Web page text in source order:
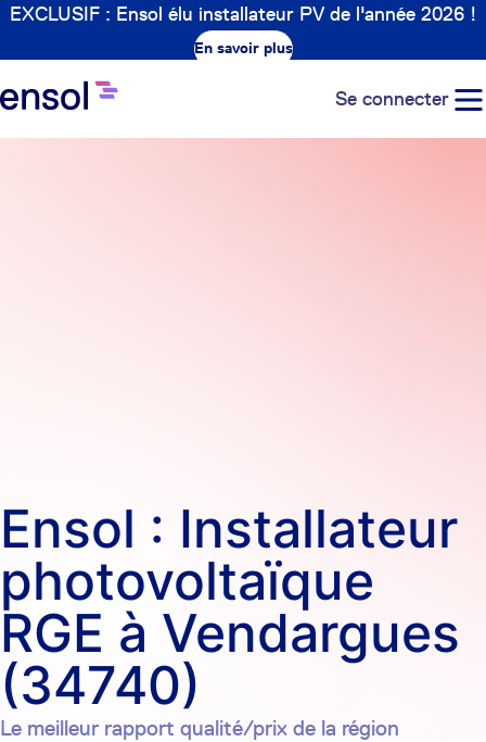
EXCLUSIF : Ensol élu installateur PV de l'année 2026 !
En savoir plus
Se connecter
Ensol : Installateur
photovoltaïque
RGE à Vendargues
(34740)
Le meilleur rapport qualité/prix de la région